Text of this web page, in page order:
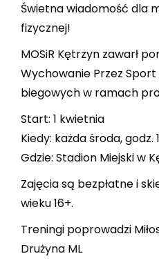
Świetna wiadomość dla
fizycznej!
MOSiR Kętrzyn zawarł
Wychowanie Przez
biegowych w ramach
Start: 1 kwietnia
Kiedy: każda środa, godz.
Gdzie: Stadion Miejski w
Zajęcia są bezpłatne i
wieku 16+.
Treningi poprowadzi
Drużyna ML